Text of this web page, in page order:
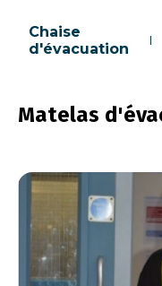
Chaise
d'évacuation
Matelas